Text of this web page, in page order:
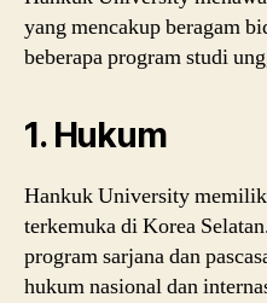
yang mencakup beragam
beberapa program studi
1. Hukum
Hankuk University
terkemuka di Korea
program sarjana dan
hukum nasional dan